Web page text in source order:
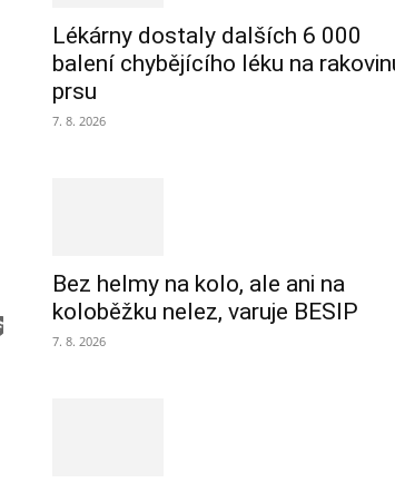
Lékárny dostaly dalších 6 000
balení chybějícího léku na
prsu
7. 8. 2026
Bez helmy na kolo, ale ani na
koloběžku nelez, varuje BESIP
7. 8. 2026